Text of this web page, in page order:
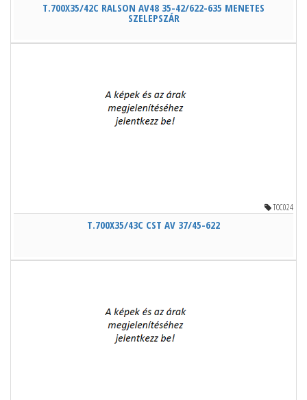
T.700X35/42C RALSON AV48 35-42/622-635 MENETES
SZELEPSZÁR
TOC024
T.700X35/43C CST AV 37/45-622